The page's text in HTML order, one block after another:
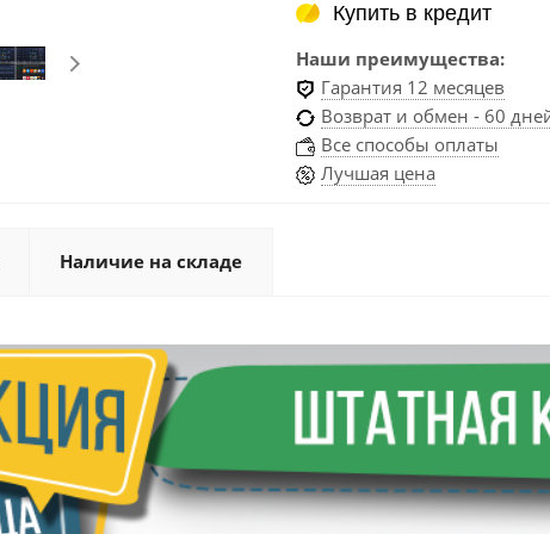
Купить в кредит
Купить в кредит
Наши преимущества:
Гарантия 12 месяцев
Возврат и обмен - 60
Все способы оплаты
Лучшая цена
Наличие на складе